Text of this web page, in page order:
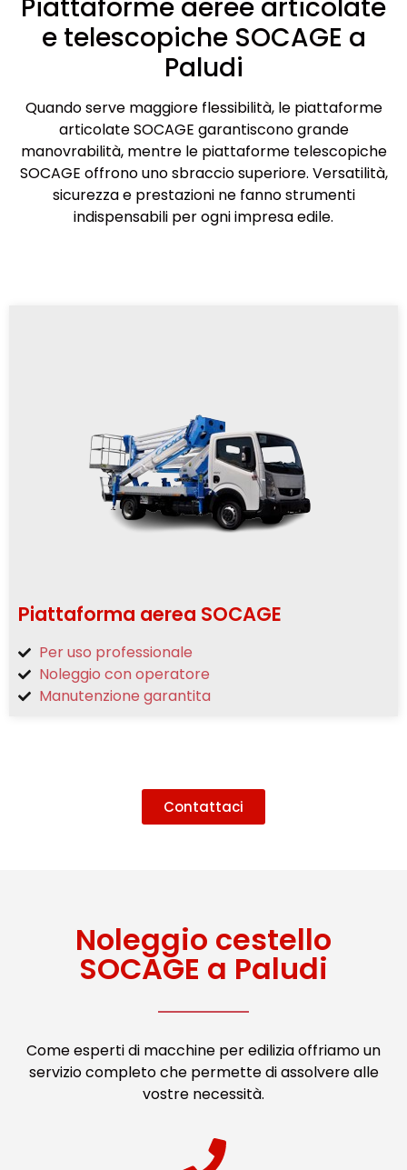
Piattaforme aeree articolate
e telescopiche SOCAGE a
Paludi
Quando serve maggiore flessibilità, le piattaforme
articolate SOCAGE garantiscono grande
manovrabilità, mentre le piattaforme telescopiche
SOCAGE offrono uno sbraccio superiore. Versatilità,
sicurezza e prestazioni ne fanno strumenti
indispensabili per ogni impresa edile.
Piattaforma aerea SOCAGE
Per uso professionale
Noleggio con operatore
Manutenzione garantita
Contattaci
Noleggio cestello
SOCAGE a Paludi
Come esperti di macchine per edilizia offriamo un
servizio completo che permette di assolvere alle
vostre necessità.